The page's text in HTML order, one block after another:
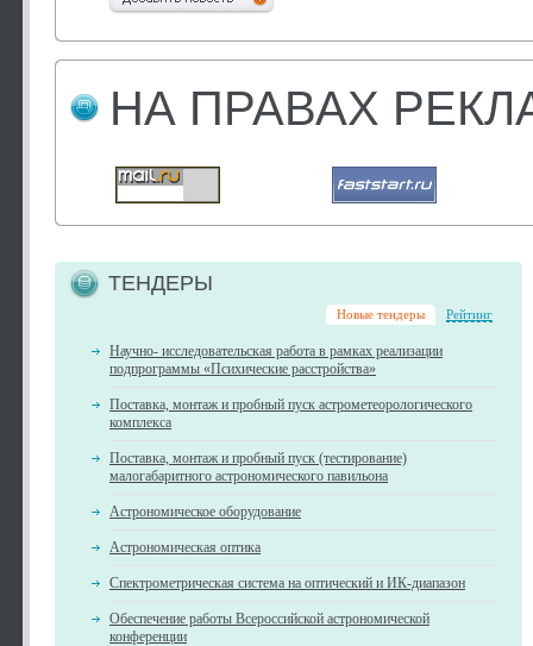
НА ПРАВАХ
ТЕНДЕРЫ
Новые тендеры Рейтинг
Научно- исследовательская работа в рамках реализации
подпрограммы «Психические расстройства»
Поставка, монтаж и пробный пуск астрометеорологического
комплекса
Поставка, монтаж и пробный пуск (тестирование)
малогабаритного астрономического павильона
Астрономическое оборудование
Астрономическая оптика
Спектрометрическая система на оптический и ИК-диапазон
Обеспечение работы Всероссийской астрономической
конференции